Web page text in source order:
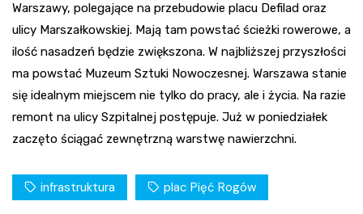
Warszawy, polegające na przebudowie placu Defilad oraz
ulicy Marszałkowskiej. Mają tam powstać ścieżki rowerowe, a
ilość nasadzeń będzie zwiększona. W najbliższej przyszłości
ma powstać Muzeum Sztuki Nowoczesnej. Warszawa stanie
się idealnym miejscem nie tylko do pracy, ale i życia. Na razie
remont na ulicy Szpitalnej postępuje. Już w poniedziałek
zaczęto ściągać zewnętrzną warstwę nawierzchni.
infrastruktura plac Pięć Rogów